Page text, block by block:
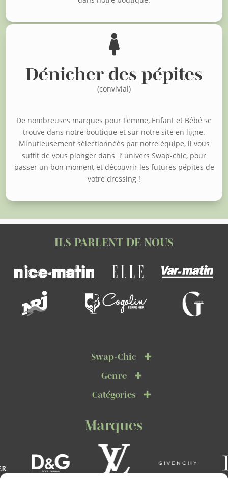

Dénicher des pépites
(convivial)
De nombreuses marques pour Femme, Enfant et Bébé se
trouve dans notre boutique et sur notre site en ligne.
Minutieusement sélectionnéés par notre équipe, il vous
suffit de vous plonger dans l’ univers Swap-chic, pour
passer un bon moment et découvrir les futures pépites de
votre dressing !
ILS PARLENT DE NOUS
Swap-Chic
Genre
Catégories
Marques